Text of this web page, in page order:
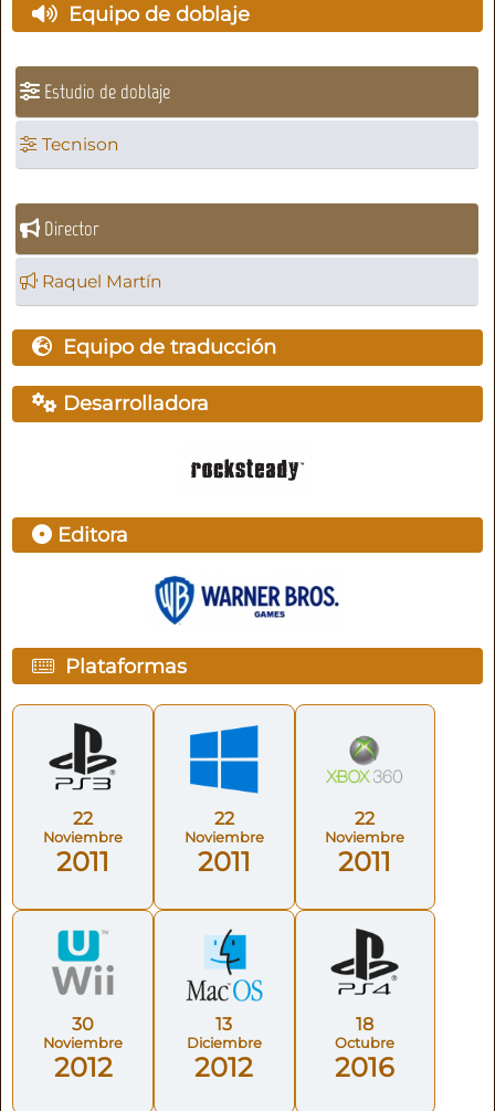
Equipo de doblaje
Estudio de doblaje
Tecnison
Director
Raquel Martín
Equipo de traducción
Desarrolladora
Editora
Plataformas
22
Noviembre
2011
22
Noviembre
2011
22
Noviembre
2011
30
Noviembre
2012
13
Diciembre
2012
18
Octubre
2016